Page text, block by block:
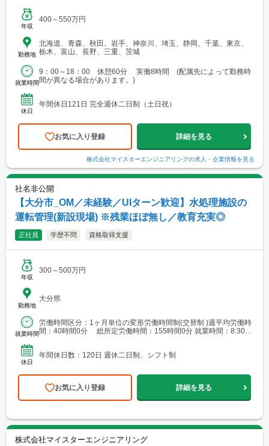
年収
400～550万円
勤務地
北海道、青森、秋田、岩手、神奈川、埼玉、静岡、千葉、東京、
栃木、富山、長野、三重、茨城
就業時間
9：00～18：00 休憩60分 実働8時間 (配属先によって勤務時
間が異なる場合があります。)
休日
年間休日121日 完全週休二日制（土日祝）
お気に入り登録 詳細を見る
株式会社マイスターエンジニアリングの求人・企業情報を見る
社名非公開
【大分市_OM／未経験／UIターン歓迎】水処理施設の
運転管理(新設現場) ※残業ほぼ無し／教育充実◎
正社員 学歴不問 資格取得支援
年収
300～500万円
勤務地
大分県
就業時間
労働時間区分：1ヶ月単位の変形労働時間制(交替制 )週平均労働時
間：40時間0分 総所定労働時間：155時間0分 就業時間：8:30～
休日
年間休日数：120日 週休二日制、シフト制
お気に入り登録 詳細を見る
株式会社マイスターエンジニアリング